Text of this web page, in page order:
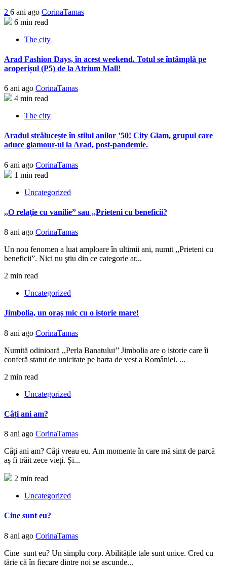
2 6 ani ago CorinaTamas
6 min read
The city
Arad Fashion Days, în acest weekend. Totul se întâmplă pe
acoperișul (P5) de la Atrium Mall!
6 ani ago CorinaTamas
4 min read
The city
Aradul strălucește în stilul anilor ’50! City Glam, grupul care
aduce glamour-ul la Arad, post-pandemie.
6 ani ago CorinaTamas
1 min read
Uncategorized
,,O relaţie cu vanilie” sau ,,Prieteni cu beneficii?
8 ani ago CorinaTamas
Un nou fenomen a luat amploare în ultimii ani, numit ,,Prieteni cu
beneficii”. Nici nu ştiu din ce categorie ar...
2 min read
Uncategorized
Jimbolia, un oraș mic cu o istorie mare!
8 ani ago CorinaTamas
Numită odinioară ,,Perla Banatului’’ Jimbolia are o istorie care îi
conferă statut de unicitate pe harta de vest a României. ...
2 min read
Uncategorized
Câți ani am?
8 ani ago CorinaTamas
Câți ani am? Câți vreau eu. Am momente în care mă simt de parcă
aș fi trăit zece vieți. Și...
2 min read
Uncategorized
Cine sunt eu?
8 ani ago CorinaTamas
Cine sunt eu? Un simplu corp. Abilitățile tale sunt unice. Cred cu
tărie că în fiecare dintre noi se ascunde...